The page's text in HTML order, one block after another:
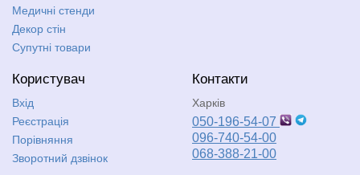
Медичні стенди
Декор стін
Супутні товари
Користувач
Вхід
Реєстрація
Порівняння
Зворотний дзвінок
Контакти
Харків
050-196-54-07
096-740-54-00
068-388-21-00